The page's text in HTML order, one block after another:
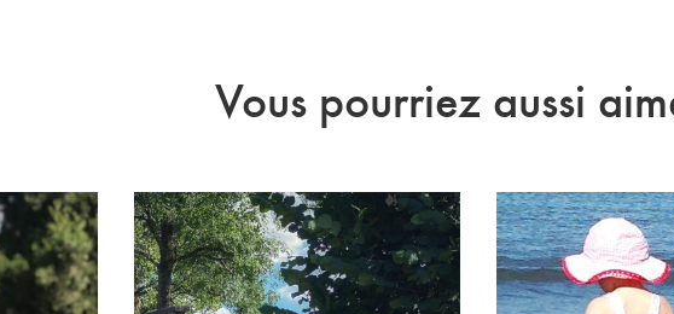
Vous pourriez aussi